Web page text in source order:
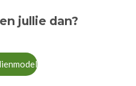
jullie dan?